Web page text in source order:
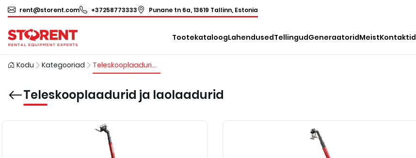
rent@storent.com +37258773333 Punane tn 6a, 13619 Tallinn, Estonia
TootekataloogLahendusedTellingudGeneraatoridMeistKontaktid
Kodu Kategooriad Teleskooplaadurid ja laolaadurid
Teleskooplaadurid ja laolaadurid